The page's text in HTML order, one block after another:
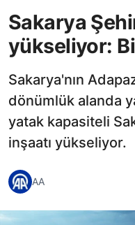
Sakarya
yükseliyor:
Sakarya'nın
dönümlük alanda
yatak kapasiteli
inşaatı yükseliyor.
AA